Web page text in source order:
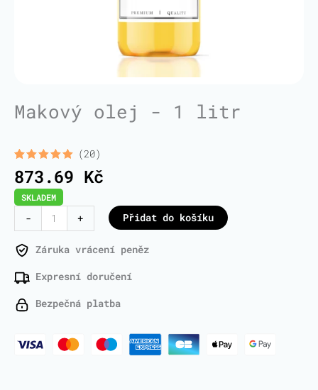
Makový olej - 1 litr
Hodnoceno
5.00z 5 na
základě
20
hodnocení
zákazníků
(20)
873.69 Kč
SKLADEM
-
Seed
Oil
1
množství
+ Přidat do košíku
Záruka vrácení peněz
Expresní doručení
Bezpečná platba